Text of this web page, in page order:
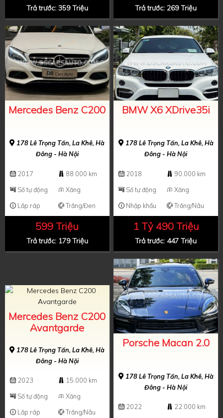
Trả trước: 359 Triệu Trả trước: 269 Triệu
Mercedes Benz C200
178 Lê Trọng Tấn, La Khê, Hà
Đông - Hà Nội
2017
88.000 km
Số tự động
Xăng
Lắp ráp
Trắng/Đen
599 Triệu
Trả trước: 179 Triệu
BMW X6 XDrive35i
178 Lê Trọng Tấn, La Khê, Hà
Đông - Hà Nội
2018
90.000 km
Số tự động
Xăng
Nhập khẩu
Trắng/Nâu
1 Tỷ 490 Triệu
Trả trước: 447 Triệu
Mercedes Benz C200
Avantgarde
178 Lê Trọng Tấn, La Khê, Hà
Đông - Hà Nội
2023
15.000 km
Số tự động
Xăng
Lắp ráp
Trắng/Nâu
Porsche Macan 2.0
178 Lê Trọng Tấn, La Khê, Hà
Đông - Hà Nội
2022
22.000 km